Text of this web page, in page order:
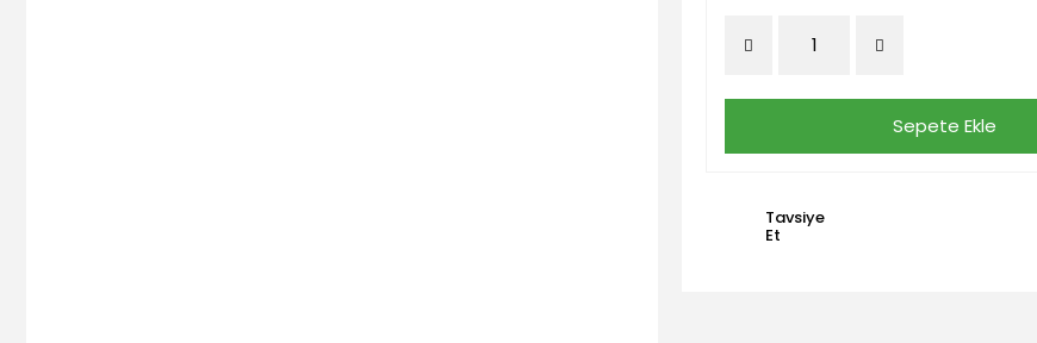
Sepete Ekle
Tavsiye
Et